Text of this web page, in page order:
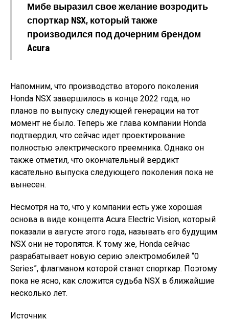
Мибе выразил свое желание возродить
спорткар NSX, который также
производился под дочерним брендом
Acura
Напомним, что производство второго поколения
Honda NSX завершилось в конце 2022 года, но
планов по выпуску следующей генерации на тот
момент не было. Теперь же глава компании Honda
подтвердил, что сейчас идет проектирование
полностью электрического преемника. Однако он
также отметил, что окончательный вердикт
касательно выпуска следующего поколения пока не
вынесен.
Несмотря на то, что у компании есть уже хорошая
основа в виде концепта Acura Electric Vision, который
показали в августе этого года, называть его будущим
NSX они не торопятся. К тому же, Honda сейчас
разрабатывает новую серию электромобилей “0
Series”, флагманом которой станет спорткар. Поэтому
пока не ясно, как сложится судьба NSX в ближайшие
несколько лет.
Источник